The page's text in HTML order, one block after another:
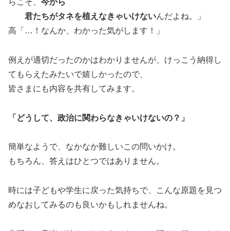
らこそ、 今から
君たちがタネを植えなきゃいけないんだよね。」
高「…！なんか、わかった気がします！」
例えが適切だったのかはわかりませんが、けっこう納得し
てもらえたみたいで嬉しかったので、
皆さまにも内容を共有してみます。
「どうして、政治に関わらなきゃいけないの？」
簡単なようで、なかなか難しいこの問いかけ。
もちろん、答えはひとつではありません。
時には子どもや学生に戻った気持ちで、こんな原題を見つ
めなおしてみるのも良いかもしれませんね。